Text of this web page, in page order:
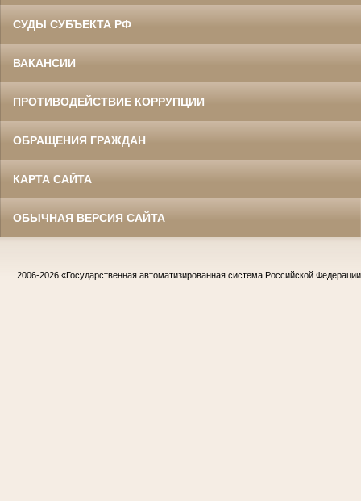
СУДЫ СУБЪЕКТА РФ
ВАКАНСИИ
ПРОТИВОДЕЙСТВИЕ КОРРУПЦИИ
ОБРАЩЕНИЯ ГРАЖДАН
КАРТА САЙТА
ОБЫЧНАЯ ВЕРСИЯ САЙТА
2006-2026 «Государственная автоматизированная система Российской